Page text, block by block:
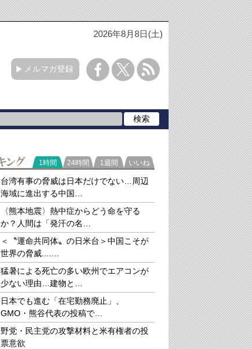
2026年8月8日(土)
メルマガ登録
ラ
1時間 24時間 1週間 いいね
台湾有事の脅威は日本だけでない…周辺
海域に進出する中国…
〈熊本地震〉熱中症からどう命を守る
か？人間は「発汗の名…
＜〝運命共同体〟の日米台＞中国こそが
世界の脅威....…
猛暑による死亡の多い欧州でエアコンが
少ない理由…建物と…
日本でも進む「在宅勤務廃止」、
GMO・熊谷代表の投稿で…
野党・民主党の攻撃材料と米有権者の投
票意欲